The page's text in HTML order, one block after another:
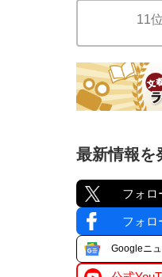
11
最新情報を
フォロ
フォロ
Googleニ